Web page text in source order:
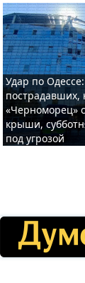
Удар по
пострадавших,
«Черноморец»
крыши,
под угрозой